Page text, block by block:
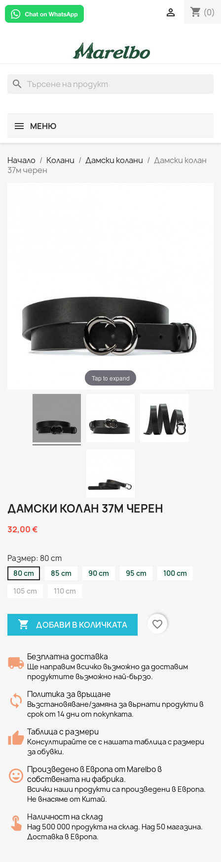
shopping_cart (0)

search
МЕНЮ
Начало Колани Дамски колани
Дамски колан
37м черен
Tap to expand
ДАМСКИ КОЛАН 37М ЧЕРЕН
32,00 €
Размер: 80 cm
80 cm 85 cm 90 cm 95 cm
100 cm
105 cm
110 cm
 ДОБАВИ В КОЛИЧКАТА favorite_border
Безплатна доставка
Ще направим всичко възможно да доставим
продуктите възможно най-бързо.
Политика за връщане
Възстановяване/замяна за върнати продукти в
срок от 14 дни от покупката.
Таблица с размери
Консултирайте се с нашата таблица с размери
за обувки.
Произведено в Европа от Marelbo в
собствената ни фабрика.
Всички наши продукти са произведени в Европа.
Не внасяме от Китай.
Наличност на склад
Над 500 000 продукта на склад. Над 50 магазина.
Доставка в Европа.